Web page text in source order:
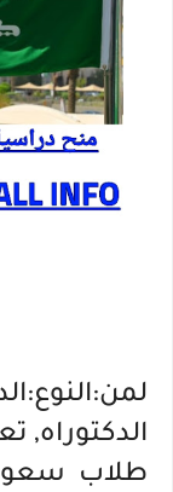
الدكتوراه,
طلاب